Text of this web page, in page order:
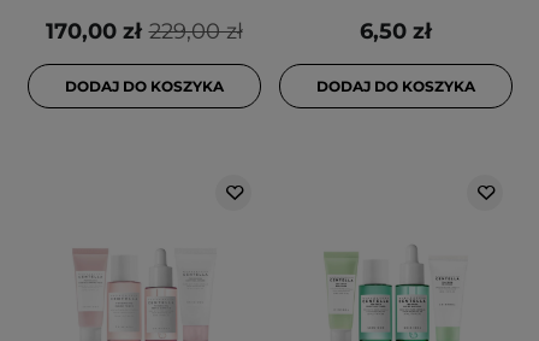
229,00 zł
170,00 zł
DODAJ DO KOSZYKA
6,50 zł
DODAJ DO KOSZYKA